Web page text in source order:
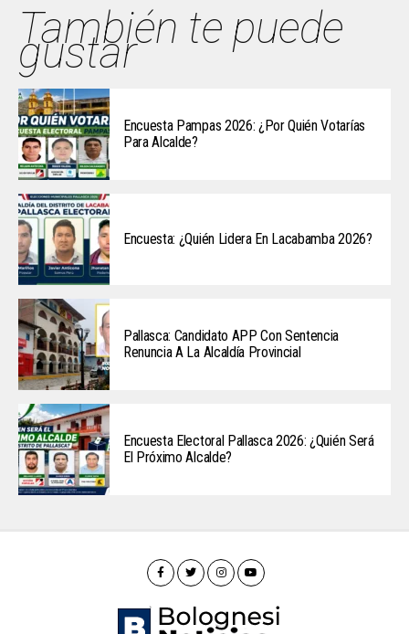
También te puede
gustar
Encuesta Pampas 2026: ¿Por Quién Votarías
Para Alcalde?
Encuesta: ¿Quién Lidera En Lacabamba 2026?
Pallasca: Candidato APP Con Sentencia
Renuncia A La Alcaldía Provincial
Encuesta Electoral Pallasca 2026: ¿Quién Será
El Próximo Alcalde?